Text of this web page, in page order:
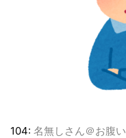
104: 名無しさん＠お腹